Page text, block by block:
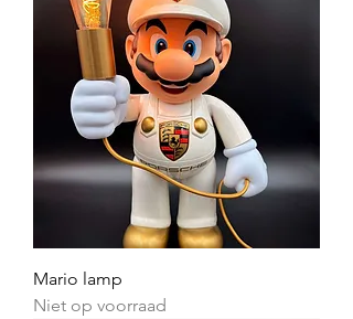
Mario lamp
Niet op voorraad